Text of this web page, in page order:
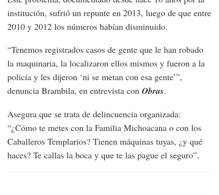
institución, sufrió un repunte en 2013, luego de que entre
2010 y 2012 los números habían disminuido.
“Tenemos registrados casos de gente que le han robado
la maquinaria, la localizaron ellos mismos y fueron a la
policía y les dijeron ‘ni se metan con esa gente’”,
denuncia Brambila, en entrevista con Obras.
Asegura que se trata de delincuencia organizada:
“¿Cómo te metes con la Familia Michoacana o con los
Caballeros Templarios? Tienen máquinas tuyas, ¿y qué
haces? Te callas la boca y que te las pague el seguro”.